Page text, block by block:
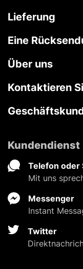
Lieferung
Eine
Über uns
Kontaktieren
Kundendienst
Telefon oder
Mit uns
Messenger
Instant
Twitter